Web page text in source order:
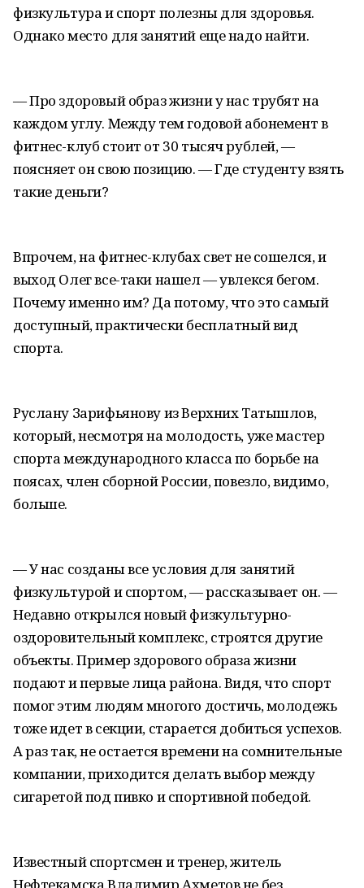
физкультура и спорт полезны для здоровья.
Однако место для занятий еще надо найти.
— Про здоровый образ жизни у нас трубят на
каждом углу. Между тем годовой абонемент в
фитнес-клуб стоит от 30 тысяч рублей, —
поясняет он свою позицию. — Где студенту взять
такие деньги?
Впрочем, на фитнес-клубах свет не сошелся, и
выход Олег все-таки нашел — увлекся бегом.
Почему именно им? Да потому, что это самый
доступный, практически бесплатный вид
спорта.
Руслану Зарифьянову из Верхних Татышлов,
который, несмотря на молодость, уже мастер
спорта международного класса по борьбе на
поясах, член сборной России, повезло, видимо,
больше.
— У нас созданы все условия для занятий
физкультурой и спортом, — рассказывает он. —
Недавно открылся новый физкультурно-
оздоровительный комплекс, строятся другие
объекты. Пример здорового образа жизни
подают и первые лица района. Видя, что спорт
помог этим людям многого достичь, молодежь
тоже идет в секции, старается добиться успехов.
А раз так, не остается времени на сомнительные
компании, приходится делать выбор между
сигаретой под пивко и спортивной победой.
Известный спортсмен и тренер, житель